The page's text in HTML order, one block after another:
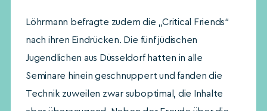
Löhrmann befragte zudem die „Critical Friends“
nach ihren Eindrücken. Die fünf jüdischen
Jugendlichen aus Düsseldorf hatten in alle
Seminare hinein geschnuppert und fanden die
Technik zuweilen zwar suboptimal, die Inhalte